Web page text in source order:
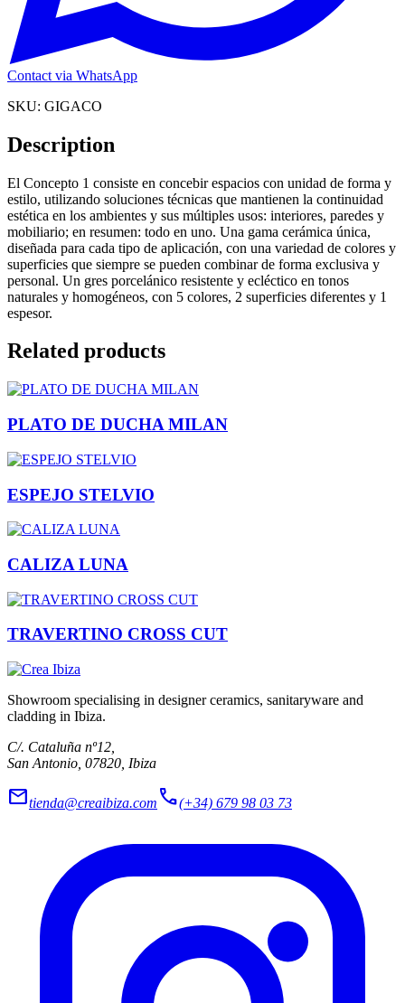
Contact via WhatsApp
SKU: GIGACO
Description
El Concepto 1 consiste en concebir espacios con unidad de forma y
estilo, utilizando soluciones técnicas que mantienen la continuidad
estética en los ambientes y sus múltiples usos: interiores, paredes y
mobiliario; en resumen: todo en uno. Una gama cerámica única,
diseñada para cada tipo de aplicación, con una variedad de colores y
superficies que siempre se pueden combinar de forma exclusiva y
personal. Un gres porcelánico resistente y ecléctico en tonos
naturales y homogéneos, con 5 colores, 2 superficies diferentes y 1
espesor.
Related products
PLATO DE DUCHA MILAN
ESPEJO STELVIO
CALIZA LUNA
TRAVERTINO CROSS CUT
Showroom specialising in designer ceramics, sanitaryware and
cladding in Ibiza.
C/. Cataluña nº12,
San Antonio, 07820, Ibiza
mailtienda@creaibiza.com call(+34) 679 98 03 73